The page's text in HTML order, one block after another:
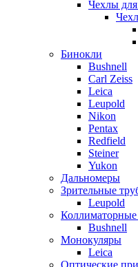
Чехлы
Бинокли
Bushnell
Carl Zeiss
Leica
Leupold
Nikon
Pentax
Redfield
Steiner
Yukon
Дальномеры
Зрительные
Leupold
Bushnell
Монокуляры
Leica
Оптические